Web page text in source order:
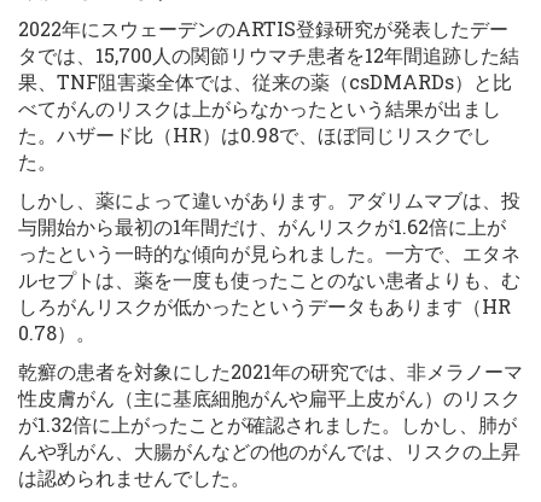
2022年にスウェーデンのARTIS登録研究が発表したデー
タでは、15,700人の関節リウマチ患者を12年間追跡した結
果、TNF阻害薬全体では、従来の薬（csDMARDs）と比
べてがんのリスクは上がらなかったという結果が出まし
た。ハザード比（HR）は0.98で、ほぼ同じリスクでし
た。
しかし、薬によって違いがあります。アダリムマブは、投
与開始から最初の1年間だけ、がんリスクが1.62倍に上が
ったという一時的な傾向が見られました。一方で、エタネ
ルセプトは、薬を一度も使ったことのない患者よりも、む
しろがんリスクが低かったというデータもあります（HR
0.78）。
乾癬の患者を対象にした2021年の研究では、非メラノーマ
性皮膚がん（主に基底細胞がんや扁平上皮がん）のリスク
が1.32倍に上がったことが確認されました。しかし、肺が
んや乳がん、大腸がんなどの他のがんでは、リスクの上昇
は認められませんでした。